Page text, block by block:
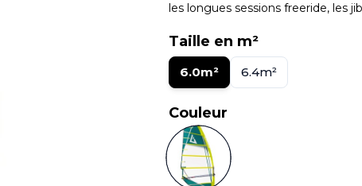
les longues sessions freeride, les
Taille en m²
6.0m² 6.4m²
Couleur